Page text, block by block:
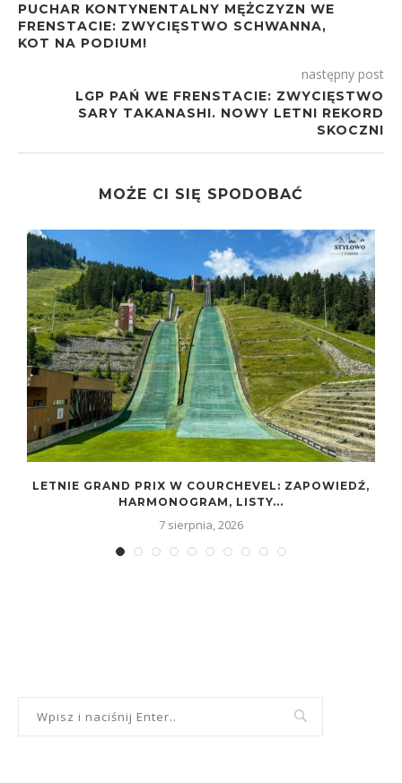
PUCHAR KONTYNENTALNY MĘŻCZYZN WE
FRENSTACIE: ZWYCIĘSTWO SCHWANNA,
KOT NA PODIUM!
następny post
LGP PAŃ WE FRENSTACIE: ZWYCIĘSTWO
SARY TAKANASHI. NOWY LETNI REKORD
SKOCZNI
MOŻE CI SIĘ SPODOBAĆ
LETNIE GRAND PRIX W COURCHEVEL: ZAPOWIEDŹ,
HARMONOGRAM, LISTY...
7 sierpnia, 2026